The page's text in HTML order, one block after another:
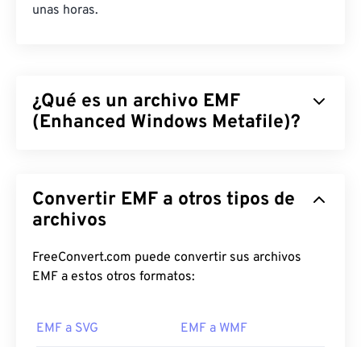
unas horas.
¿Qué es un archivo EMF
(Enhanced Windows Metafile)?
descendiente del Formato de Metarchivo de
Windows (WMF)
dispositivo, el EMF supone una mejora respecto al
formato de archivo de 16 bits de WMF.
Convertir EMF a otros tipos de
archivos
FreeConvert.com puede convertir sus archivos
EMF a estos otros formatos:
EMF a SVG EMF a WMF